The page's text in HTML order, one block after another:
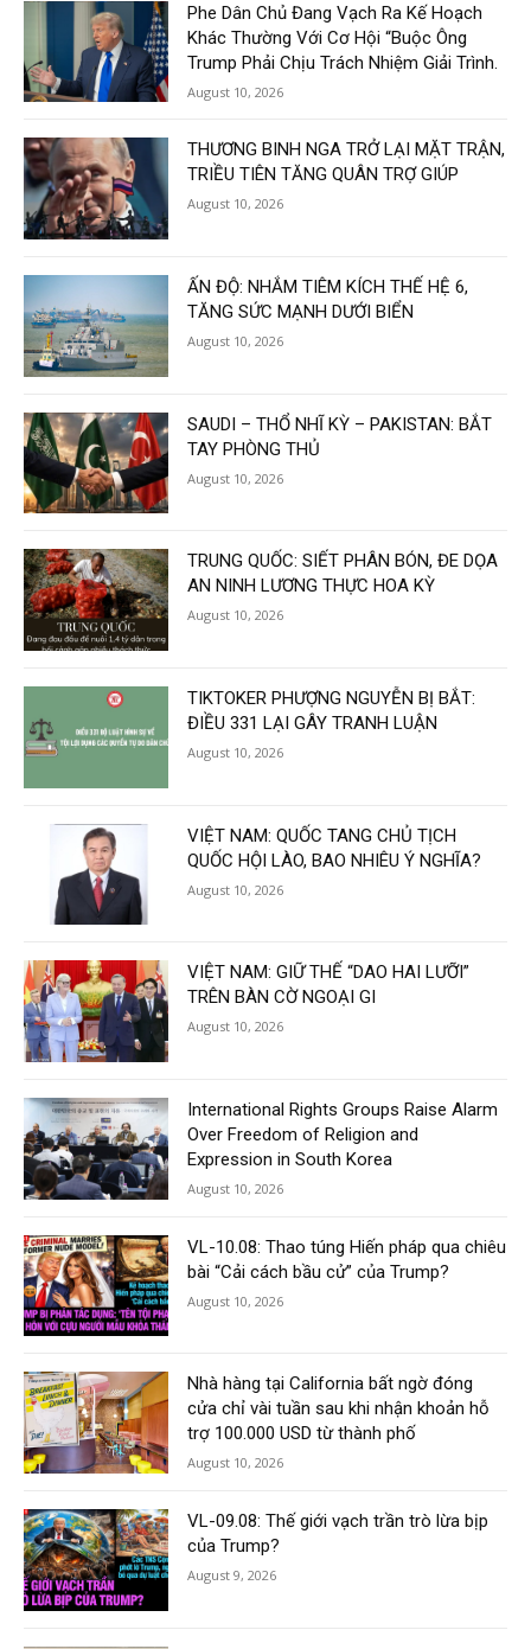
Phe Dân Chủ Đang Vạch Ra Kế Hoạch
Khác Thường Với Cơ Hội “Buộc Ông
Trump Phải Chịu Trách Nhiệm Giải Trình.
August 10, 2026
THƯƠNG BINH NGA TRỞ LẠI MẶT TRẬN,
TRIỀU TIÊN TĂNG QUÂN TRỢ GIÚP
August 10, 2026
ẤN ĐỘ: NHẮM TIÊM KÍCH THẾ HỆ 6,
TĂNG SỨC MẠNH DƯỚI BIỂN
August 10, 2026
SAUDI – THỔ NHĨ KỲ – PAKISTAN: BẮT
TAY PHÒNG THỦ
August 10, 2026
TRUNG QUỐC: SIẾT PHÂN BÓN, ĐE DỌA
AN NINH LƯƠNG THỰC HOA KỲ
August 10, 2026
TIKTOKER PHƯỢNG NGUYỄN BỊ BẮT:
ĐIỀU 331 LẠI GÂY TRANH LUẬN
August 10, 2026
VIỆT NAM: QUỐC TANG CHỦ TỊCH
QUỐC HỘI LÀO, BAO NHIÊU Ý NGHĨA?
August 10, 2026
VIỆT NAM: GIỮ THẾ “DAO HAI LƯỠI”
TRÊN BÀN CỜ NGOẠI GI
August 10, 2026
International Rights Groups Raise Alarm
Over Freedom of Religion and
Expression in South Korea
August 10, 2026
VL-10.08: Thao túng Hiến pháp qua chiêu
bài “Cải cách bầu cử” của Trump?
August 10, 2026
Nhà hàng tại California bất ngờ đóng
cửa chỉ vài tuần sau khi nhận khoản hỗ
trợ 100.000 USD từ thành phố
August 10, 2026
VL-09.08: Thế giới vạch trần trò lừa bịp
của Trump?
August 9, 2026